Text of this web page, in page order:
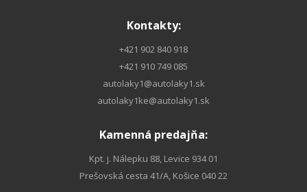
Kontakty:
+421 902 840 918
+421 910 749 085
autolaky1@autolaky1.sk
autolaky1ke@autolaky1.sk
Kamenná predajňa:
Kpt. j. Nálepku 88, Levice 934 01
Prešovská cesta 41/A, Košice 040 22